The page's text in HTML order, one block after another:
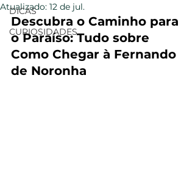
DICAS
CURIOSIDADES
Atualizado: 12 de jul.
Descubra o Caminho para
o Paraíso: Tudo sobre
Como Chegar à Fernando
de Noronha